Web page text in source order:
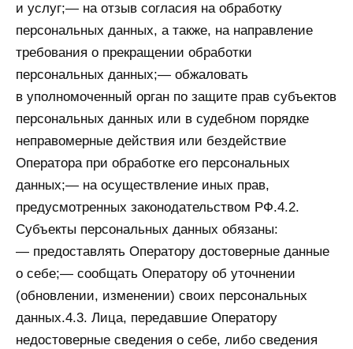
и услуг;— на отзыв согласия на обработку
персональных данных, а также, на направление
требования о прекращении обработки
персональных данных;— обжаловать
в уполномоченный орган по защите прав субъектов
персональных данных или в судебном порядке
неправомерные действия или бездействие
Оператора при обработке его персональных
данных;— на осуществление иных прав,
предусмотренных законодательством РФ.4.2.
Субъекты персональных данных обязаны:
— предоставлять Оператору достоверные данные
о себе;— сообщать Оператору об уточнении
(обновлении, изменении) своих персональных
данных.4.3. Лица, передавшие Оператору
недостоверные сведения о себе, либо сведения